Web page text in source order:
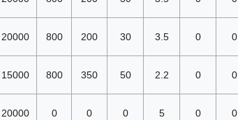
20000 800 200 30 3.5 0 0
15000 800 350 50 2.2 0 0
20000 0 0 0 5 0 0